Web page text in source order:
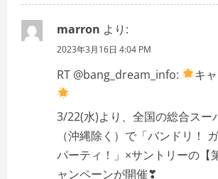
marron より:
2023年3月16日 4:04 PM
RT @bang_dream_info: キ
3/22(水)より、全国の総合スー
（沖縄除く）で「バンドリ！
パーティ！」×サントリーの【
ャンペーンが開催❣